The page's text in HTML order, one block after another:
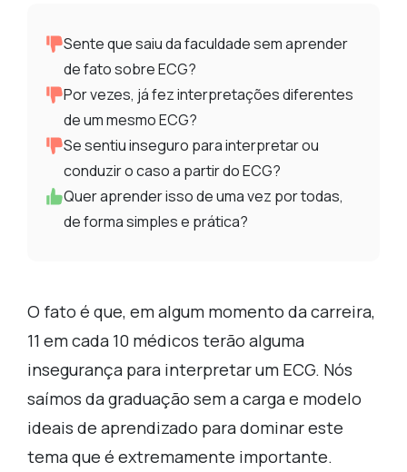
Sente que saiu da faculdade sem aprender
de fato sobre ECG?
Por vezes, já fez interpretações diferentes
de um mesmo ECG?
Se sentiu inseguro para interpretar ou
conduzir o caso a partir do ECG?
Quer aprender isso de uma vez por todas,
de forma simples e prática?
O fato é que, em algum momento da carreira,
11 em cada 10 médicos terão alguma
insegurança para interpretar um ECG. Nós
saímos da graduação sem a carga e modelo
ideais de aprendizado para dominar este
tema que é extremamente importante.